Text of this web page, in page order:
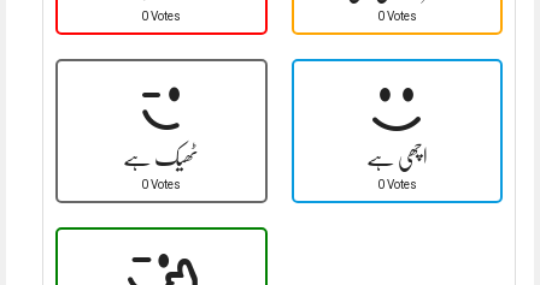
0 Votes 0 Votes
ٹھیک ہے
0 Votes
اچھی ہے
0 Votes